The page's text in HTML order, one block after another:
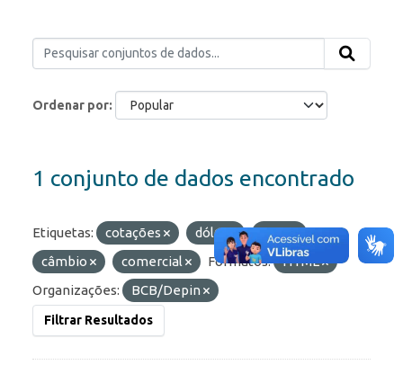
Ordenar por
1 conjunto de dados encontrado
Etiquetas: cotações dólar
ptax
câmbio
comercial Formatos:
HTML
Organizações:
BCB/Depin
Filtrar Resultados